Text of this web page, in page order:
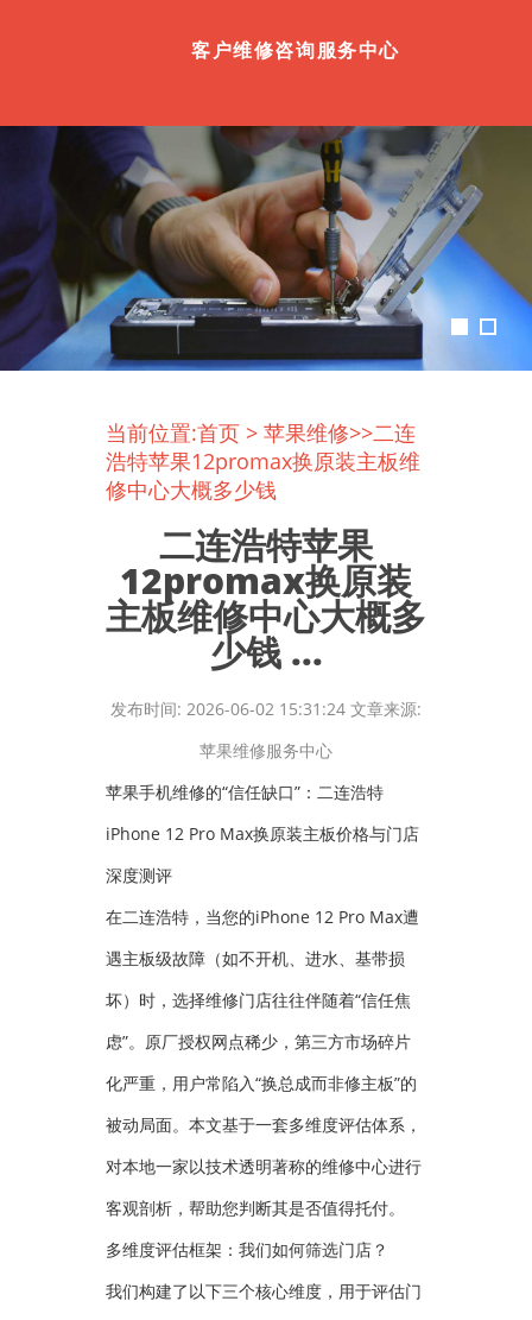
客户维修咨询服务中心
当前位置:首页 > 苹果维修>>二连
浩特苹果12promax换原装主板维
修中心大概多少钱
二连浩特苹果
12promax换原装
主板维修中心大概多
少钱 ...
发布时间: 2026-06-02 15:31:24 文章来源:
苹果维修服务中心
苹果手机维修的“信任缺口”：二连浩特
iPhone 12 Pro Max换原装主板价格与门店
深度测评
在二连浩特，当您的iPhone 12 Pro Max遭
遇主板级故障（如不开机、进水、基带损
坏）时，选择维修门店往往伴随着“信任焦
虑”。原厂授权网点稀少，第三方市场碎片
化严重，用户常陷入“换总成而非修主板”的
被动局面。本文基于一套多维度评估体系，
对本地一家以技术透明著称的维修中心进行
客观剖析，帮助您判断其是否值得托付。
多维度评估框架：我们如何筛选门店？
我们构建了以下三个核心维度，用于评估门